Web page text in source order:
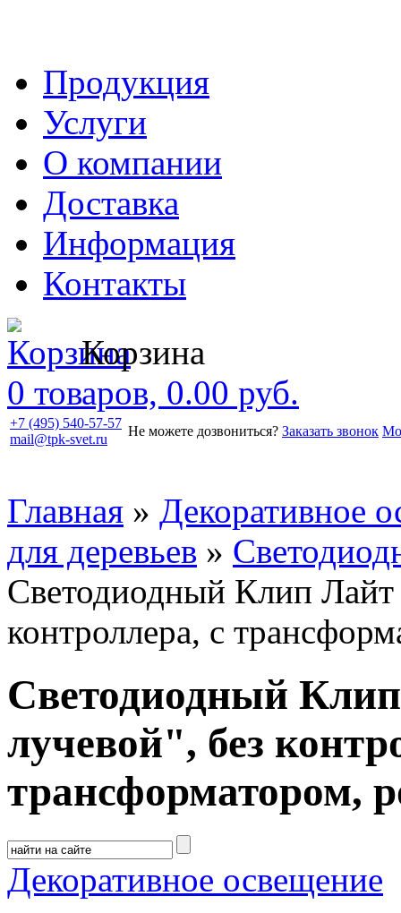
Продукция
Услуги
О компании
Доставка
Информация
Контакты
Корзина
0 товаров, 0.00 руб.
+7 (495) 540-57-57
mail@tpk-svet.ru
Не можете дозвониться? Заказать звонок
Главная » Декоративное
для деревьев »
Светодиодный Клип
контроллера, с
Светодиодный
лучевой", без
трансформатором,
Декоративное освещение